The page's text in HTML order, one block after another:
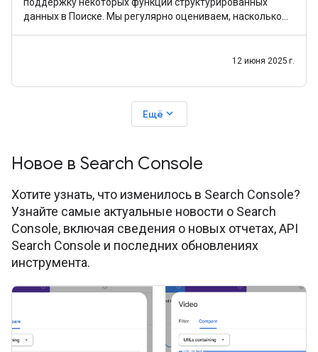
данных в Поиске. Мы регулярно оцениваем, насколько
12 июня 2025 г.
Ещё expand_more
Новое в Search Console
Хотите узнать, что изменилось в Search Console?
Узнайте самые актуальные новости о Search
Console, включая сведения о новых отчетах, API
Search Console и последних обновлениях
инструмента.